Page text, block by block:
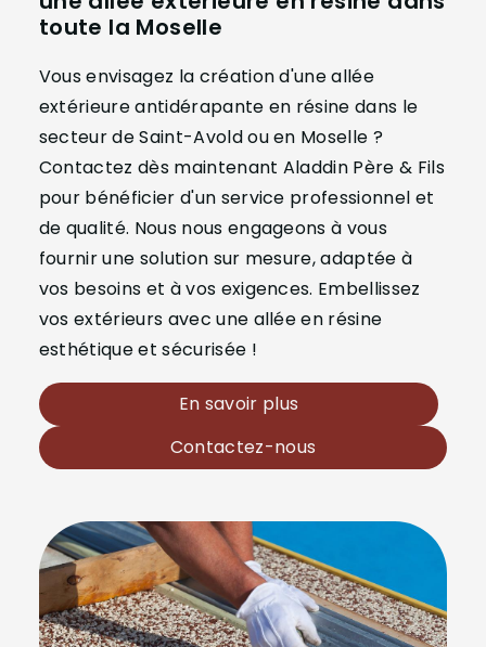
toute la Moselle
Vous envisagez la création d'une allée
extérieure antidérapante en résine dans le
secteur de Saint-Avold ou en Moselle ?
Contactez dès maintenant Aladdin Père & Fils
pour bénéficier d'un service professionnel et
de qualité. Nous nous engageons à vous
fournir une solution sur mesure, adaptée à
vos besoins et à vos exigences. Embellissez
vos extérieurs avec une allée en résine
esthétique et sécurisée !
En savoir plus
Contactez-nous